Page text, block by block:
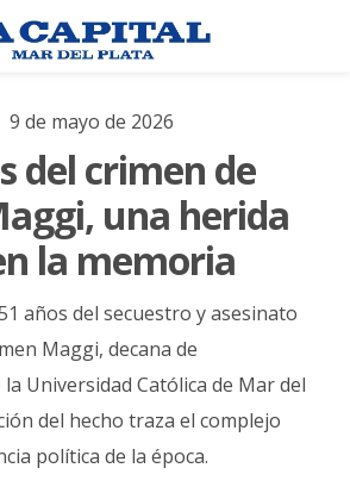
9 de mayo de 2026
del crimen de
una herida
la memoria
años del secuestro y asesinato
Maggi, decana de
Universidad Católica de Mar del
del hecho traza el complejo
política de la época.